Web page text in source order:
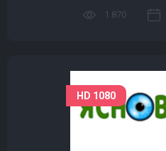
1 870
HD 1080